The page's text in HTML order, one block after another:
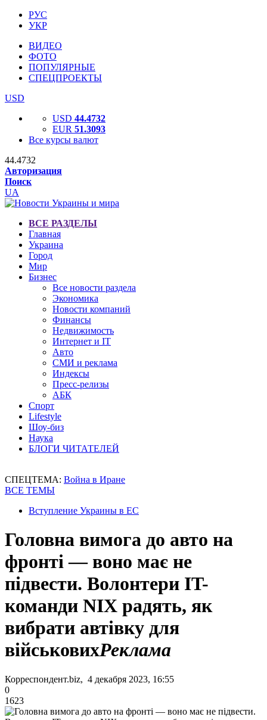
РУС
УКР
ВИДЕО
ФОТО
ПОПУЛЯРНЫЕ
СПЕЦПРОЕКТЫ
USD
USD 44.4732
EUR 51.3093
Все курсы валют
44.4732
Авторизация
Поиск
UA
ВСЕ РАЗДЕЛЫ
Главная
Украина
Город
Мир
Бизнес
Все новости раздела
Экономика
Новости компаний
Финансы
Недвижимость
Интернет и IT
Авто
СМИ и реклама
Индексы
Пресс-релизы
АБК
Спорт
Lifestyle
Шоу-биз
Наука
БЛОГИ ЧИТАТЕЛЕЙ
СПЕЦТЕМА: Война в Иране
ВСЕ ТЕМЫ
Вступление Украины в ЕС
Головна вимога до авто на
фронті — воно має не
підвести. Волонтери IT-
команди NIX радять, як
вибрати автівку для
військовихРеклама
Корреспондент.biz, 4 декабря 2023, 16:55
0
1623